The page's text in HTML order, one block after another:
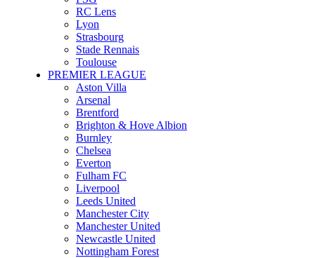
RC Lens
Lyon
Strasbourg
Stade Rennais
Toulouse
PREMIER LEAGUE
Aston Villa
Arsenal
Brentford
Brighton & Hove Albion
Burnley
Chelsea
Everton
Fulham FC
Liverpool
Leeds United
Manchester City
Manchester United
Newcastle United
Nottingham Forest